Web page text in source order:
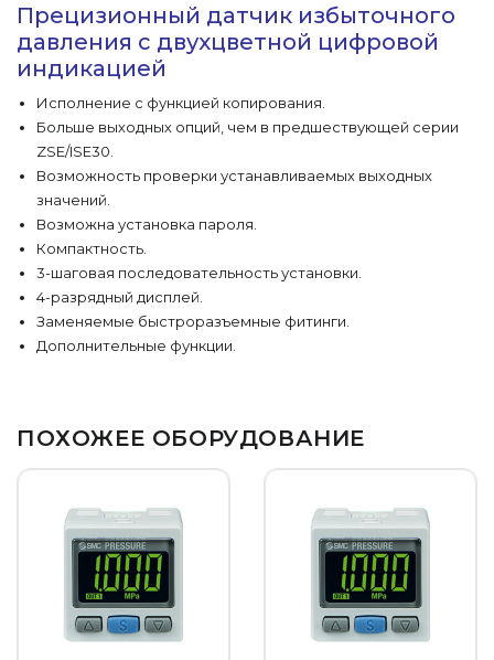
Прецизионный датчик избыточного
давления с двухцветной цифровой
индикацией
Исполнение с функцией копирования.
Больше выходных опций, чем в предшествующей серии
ZSE/ISE30.
Возможность проверки устанавливаемых выходных
значений.
Возможна установка пароля.
Компактность.
3-шаговая последовательность установки.
4-разрядный дисплей.
Заменяемые быстроразъемные фитинги.
Дополнительные функции.
ПОХОЖЕЕ ОБОРУДОВАНИЕ